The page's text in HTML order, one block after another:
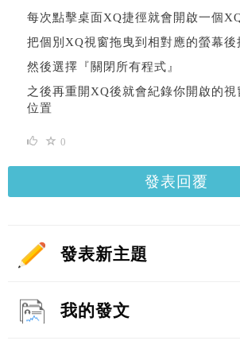
每次點擊桌面XQ捷徑就會開啟一個
把個別XQ視窗拖曳到相對應的螢幕後
然後選擇『關閉所有程式』
之後再重開XQ後就會紀錄你開啟的
位置
0
發表回覆
發表新主題
我的發文